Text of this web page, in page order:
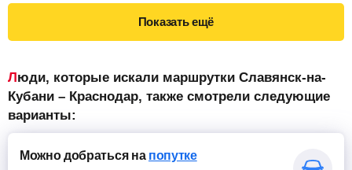
Показать ещё
Люди, которые искали маршрутки Славянск-на-
Кубани – Краснодар, также смотрели следующие
варианты:
Можно добратьсяна попутке